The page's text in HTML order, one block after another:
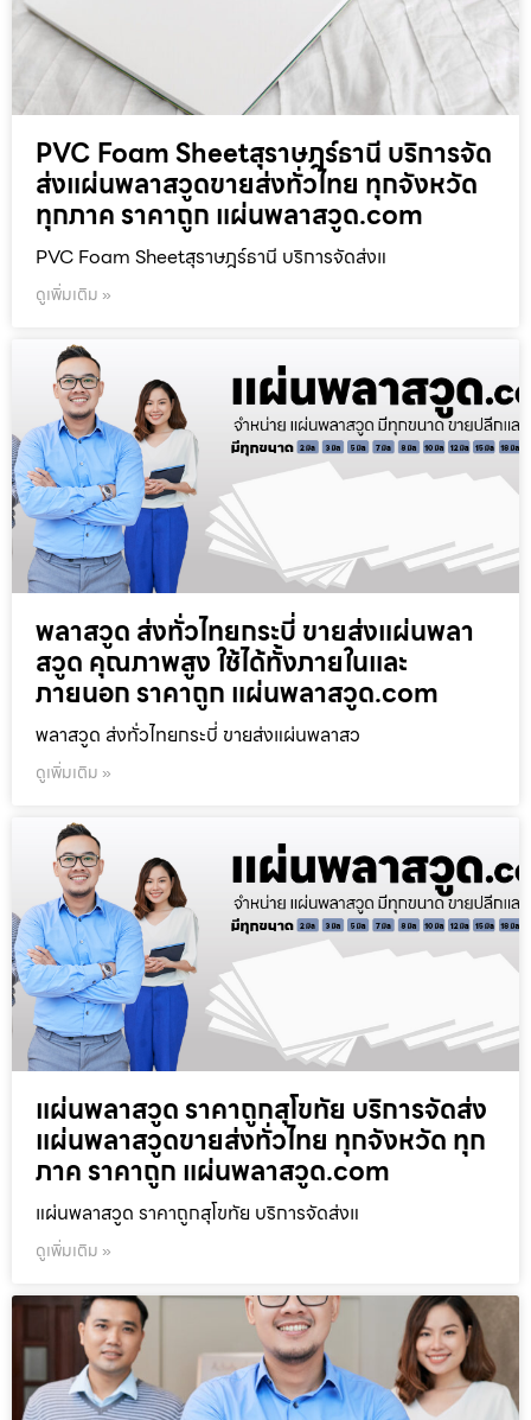
PVC Foam Sheetสุราษฎร์ธานี บริการจัด
ส่งแผ่นพลาสวูดขายส่งทั่วไทย ทุกจังหวัด
ทุกภาค ราคาถูก แผ่นพลาสวูด.com
PVC Foam Sheetสุราษฎร์ธานี บริการจัดส่งแ
ดูเพิ่มเติม »
พลาสวูด ส่งทั่วไทยกระบี่ ขายส่งแผ่นพลา
สวูด คุณภาพสูง ใช้ได้ทั้งภายในและ
ภายนอก ราคาถูก แผ่นพลาสวูด.com
พลาสวูด ส่งทั่วไทยกระบี่ ขายส่งแผ่นพลาสว
ดูเพิ่มเติม »
แผ่นพลาสวูด ราคาถูกสุโขทัย บริการจัดส่ง
แผ่นพลาสวูดขายส่งทั่วไทย ทุกจังหวัด ทุก
ภาค ราคาถูก แผ่นพลาสวูด.com
แผ่นพลาสวูด ราคาถูกสุโขทัย บริการจัดส่งแ
ดูเพิ่มเติม »